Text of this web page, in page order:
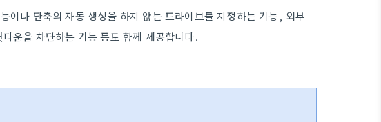
이나 단축의 자동 생성을 하지 않는 드라이브를 지정하는 기능, 외부
운을 차단하는 기능 등도 함께 제공합니다.